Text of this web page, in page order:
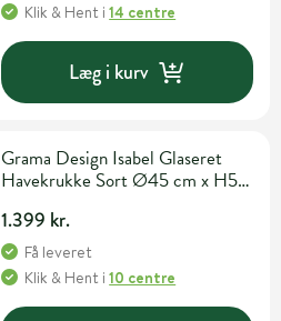
Klik & Hent i14 centre
Læg i kurv
Grama Design Isabel Glaseret
Havekrukke Sort Ø45 cm x H50
1.399 kr.
Få leveret
Klik & Hent i10 centre